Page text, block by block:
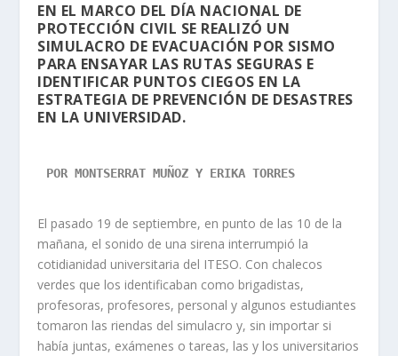
EN EL MARCO DEL DÍA NACIONAL DE
PROTECCIÓN CIVIL SE REALIZÓ UN
SIMULACRO DE EVACUACIÓN POR SISMO
PARA ENSAYAR LAS RUTAS SEGURAS E
IDENTIFICAR PUNTOS CIEGOS EN LA
ESTRATEGIA DE PREVENCIÓN DE DESASTRES
EN LA UNIVERSIDAD.
POR MONTSERRAT MUÑOZ Y ERIKA TORRES
El pasado 19 de septiembre, en punto de las 10 de la
mañana, el sonido de una sirena interrumpió la
cotidianidad universitaria del ITESO. Con chalecos
verdes que los identificaban como brigadistas,
profesoras, profesores, personal y algunos estudiantes
tomaron las riendas del simulacro y, sin importar si
había juntas, exámenes o tareas, las y los universitarios